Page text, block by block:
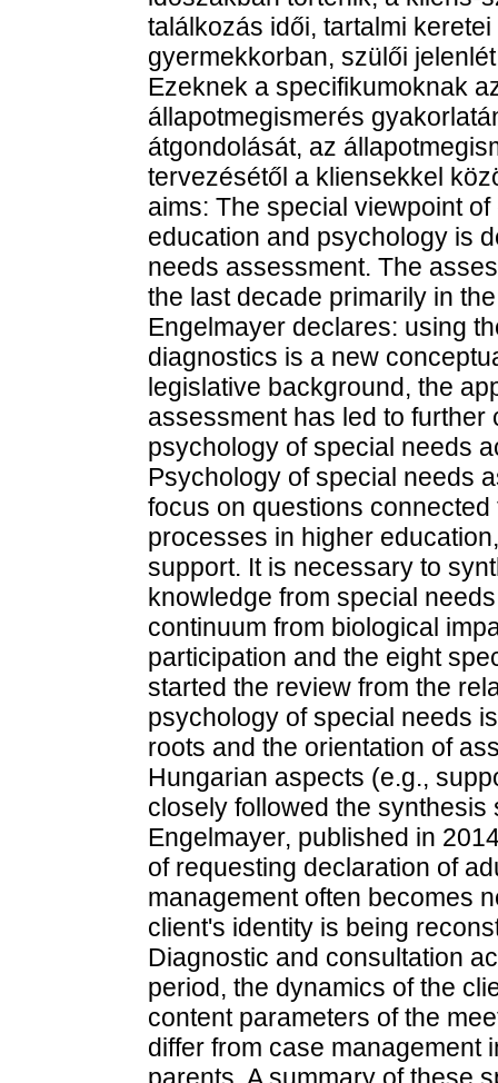
találkozás idői, tartalmi
gyermekkorban, szülői
Ezeknek a specifikumoknak
állapotmegismerés
átgondolását, az
tervezésétől a kliensekkel
aims: The special viewpoint
education and psychology is
needs assessment. The
the last decade primarily in
Engelmayer declares: using
diagnostics is a new
legislative background, the
assessment has led to
psychology of special needs
Psychology of special needs
focus on questions
processes in higher
support. It is necessary to
knowledge from special
continuum from biological
participation and the eight
started the review from the
psychology of special needs
roots and the orientation of
Hungarian aspects (e.g.,
closely followed the
Engelmayer, published in
of requesting declaration of
management often becomes
client's identity is being
Diagnostic and consultation
period, the dynamics of the
content parameters of the
differ from case management